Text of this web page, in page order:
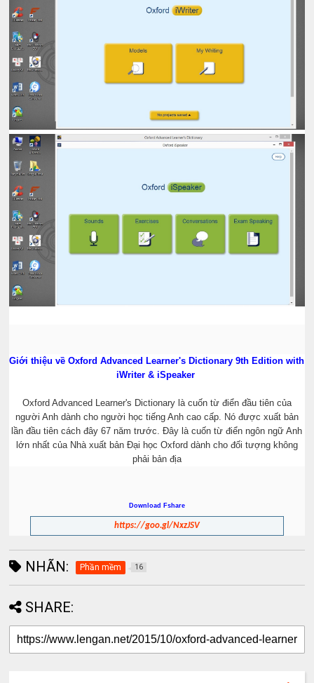
Giới thiệu về Oxford Advanced Learner's Dictionary 9th Edition with
iWriter & iSpeaker
Oxford Advanced Learner's Dictionary là cuốn từ điển đầu tiên của
người Anh dành cho người học tiếng Anh cao cấp. Nó được xuất bản
lần đầu tiên cách đây 67 năm trước. Đây là cuốn từ điển ngôn ngữ Anh
lớn nhất của Nhà xuất bản Đại học Oxford dành cho đối tượng không
phải bản địa
Download Fshare
https://goo.gl/NxzJSV
NHÃN: Phần mềm 16
SHARE: